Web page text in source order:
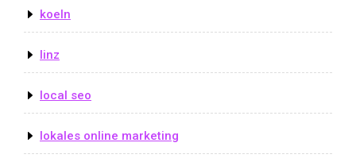
koeln
linz
local seo
lokales online marketing